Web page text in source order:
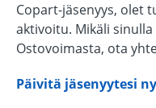
Copart-jäsenyys, olet
aktivoitu. Mikäli
Ostovoimasta, ota
Päivitä jäsenyytesi